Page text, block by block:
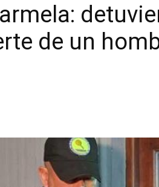
de un